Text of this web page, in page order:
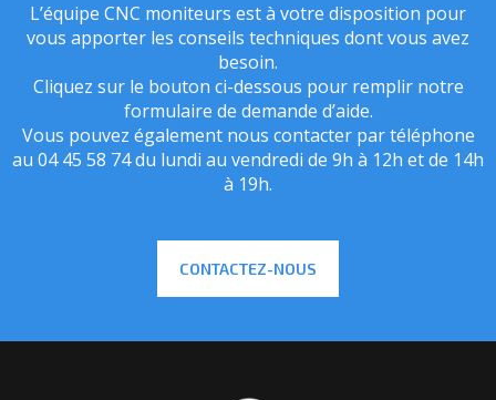
L’équipe CNC moniteurs est à votre disposition pour
vous apporter les conseils techniques dont vous avez
besoin.
Cliquez sur le bouton ci-dessous pour remplir notre
formulaire de demande d’aide.
Vous pouvez également nous contacter par téléphone
au 04 45 58 74 du lundi au vendredi de 9h à 12h et de 14h
à 19h.
CONTACTEZ-NOUS